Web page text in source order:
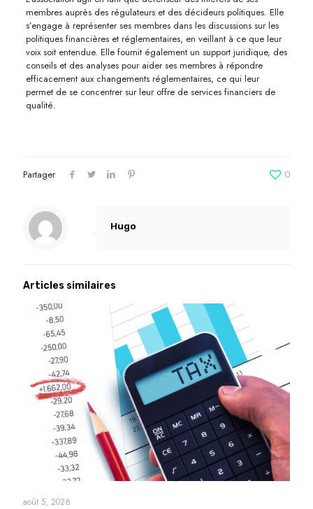
membres auprès des régulateurs et des décideurs politiques. Elle
s’engage à représenter ses membres dans les discussions sur les
politiques financières et réglementaires, en veillant à ce que leur
voix soit entendue. Elle fournit également un support juridique, des
conseils et des analyses pour aider ses membres à répondre
efficacement aux changements réglementaires, ce qui leur
permet de se concentrer sur leur offre de services financiers de
qualité.
Partager 0
Hugo
Articles similaires
août 5, 2026